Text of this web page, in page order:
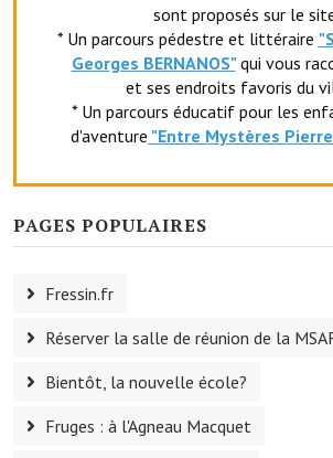
Le foyer rural
Le club de l'amitié
Le comité des fêtes
L'association des anciens sapeurs-pompiers
Village sportif
L'US Crequy Fressin
La société de chasse
sont proposés sur le
* Un parcours pédestre et littéraire
Georges BERNANOS" qui vous
et ses endroits favoris du
* Un parcours éducatif pour les
d'aventure "Entre Mystères
PAGES POPULAIRES
Fressin.fr
Réserver la salle de réunion de la
Bientôt, la nouvelle école?
Fruges : à l'Agneau Macquet